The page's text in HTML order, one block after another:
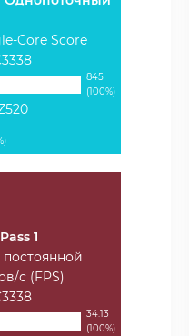
Core Score
845
(100%)
1
с (FPS)
34.13
(100%)